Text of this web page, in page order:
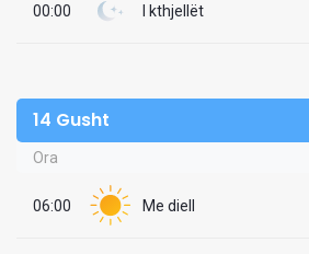
00:00 I kthjellët
14 Gusht
Ora
06:00 Me diell